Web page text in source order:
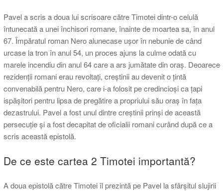
Pavel a scris a doua lui scrisoare către Timotei dintr-o celulă
întunecată a unei închisori romane, înainte de moartea sa, în anul
67. Împăratul roman Nero alunecase ușor în nebunie de când
urcase la tron în anul 54, un proces ajuns la culme odată cu
marele incendiu din anul 64 care a ars jumătate din oraș. Deoarece
rezidenții romani erau revoltați, creștinii au devenit o țintă
convenabilă pentru Nero, care i-a folosit pe credincioși ca țapi
ispășitori pentru lipsa de pregătire a propriului său oraș în fața
dezastrului. Pavel a fost unul dintre creștinii prinși de această
persecuție și a fost decapitat de oficialii romani curând după ce a
scris această epistolă.
De ce este cartea 2 Timotei importantă?
A doua epistolă către Timotei îl prezintă pe Pavel la sfârșitul slujirii